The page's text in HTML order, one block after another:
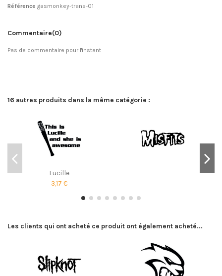
Référence gasmonkey-trans-01
Commentaire(0)
Pas de commentaire pour l'instant
16 autres produits dans la même catégorie :
Lucille
3,17 €
Les clients qui ont acheté ce produit ont également acheté...